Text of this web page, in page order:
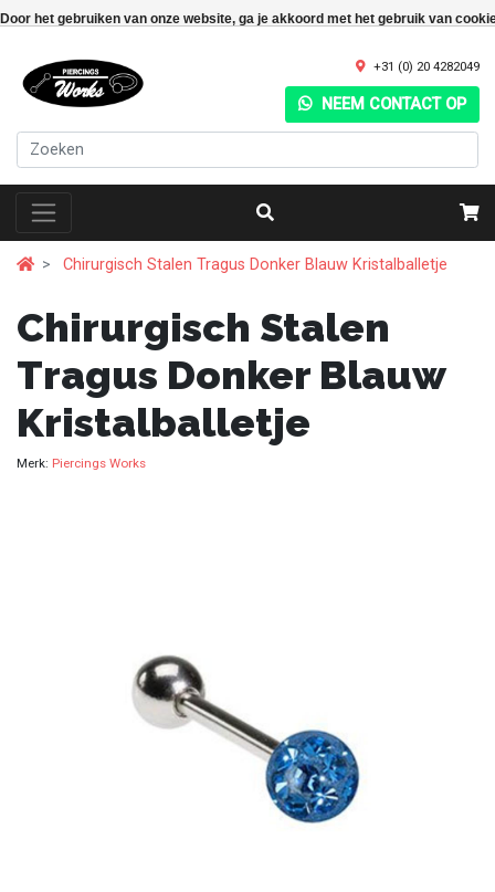
Door het gebruiken van onze website, ga je akkoord met het gebruik van
+31 (0) 20 4282049
NEEM CONTACT OP
Chirurgisch Stalen Tragus Donker Blauw Kristalballetje
Chirurgisch Stalen
Tragus Donker Blauw
Kristalballetje
Merk: Piercings Works